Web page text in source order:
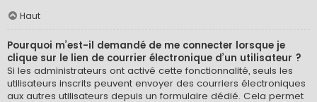
Haut
Pourquoi m’est-il demandé de me connecter lorsque je
clique sur le lien de courrier électronique d’un utilisateur ?
Si les administrateurs ont activé cette fonctionnalité, seuls les
utilisateurs inscrits peuvent envoyer des courriers électroniques
aux autres utilisateurs depuis un formulaire dédié. Cela permet